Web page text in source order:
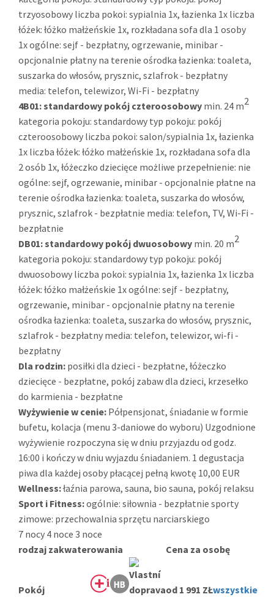
trzyosobowy liczba pokoi: sypialnia 1x, łazienka 1x liczba
łóżek: łóżko małżeńskie 1x, rozkładana sofa dla 1 osoby
1x ogólne: sejf - bezpłatny, ogrzewanie, minibar -
opcjonalnie płatny na terenie ośrodka łazienka: toaleta,
suszarka do włosów, prysznic, szlafrok - bezpłatny
media: telefon, telewizor, Wi-Fi - bezpłatny
4B01:standardowy pokój czteroosobowy min. 24 m2
kategoria pokoju: standardowy typ pokoju: pokój
czteroosobowy liczba pokoi: salon/sypialnia 1x, łazienka
1x liczba łóżek: łóżko małżeńskie 1x, rozkładana sofa dla
2 osób 1x, łóżeczko dziecięce możliwe przepełnienie: nie
ogólne: sejf, ogrzewanie, minibar - opcjonalnie płatne na
terenie ośrodka łazienka: toaleta, suszarka do włosów,
prysznic, szlafrok - bezpłatnie media: telefon, TV, Wi-Fi -
bezpłatnie
DB01:standardowy pokój dwuosobowy min. 20 m2
kategoria pokoju: standardowy typ pokoju: pokój
dwuosobowy liczba pokoi: sypialnia 1x, łazienka 1x liczba
łóżek: łóżko małżeńskie 1x ogólne: sejf - bezpłatny,
ogrzewanie, minibar - opcjonalnie płatny na terenie
ośrodka łazienka: toaleta, suszarka do włosów, prysznic,
szlafrok - bezpłatny media: telefon, telewizor, wi-fi -
bezpłatny
Dla rodzin: posiłki dla dzieci - bezpłatne, łóżeczko
dziecięce - bezpłatne, pokój zabaw dla dzieci, krzesełko
do karmienia - bezpłatne
Wyżywienie w cenie: Półpensjonat, śniadanie w formie
bufetu, kolacja (menu 3-daniowe do wyboru) Uzgodnione
wyżywienie rozpoczyna się w dniu przyjazdu od godz.
16:00 i kończy w dniu wyjazdu śniadaniem. 1 degustacja
piwa dla każdej osoby płacącej pełną kwotę 10,00 EUR
Wellness:łaźnia parowa, sauna, bio sauna, pokój relaksu
Sport i Fitness:ogólnie: siłownia - bezpłatnie sporty
zimowe: przechowalnia sprzętu narciarskiego
7 nocy 4 noce 3 noce
rodzaj zakwaterowania
Cena za osobę
Pokój
od 1 991 ZŁwszystkie